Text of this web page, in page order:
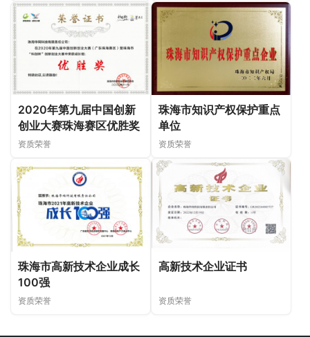
2020年第九届中国创新
创业大赛珠海赛区优胜奖
资质荣誉
珠海市知识产权保护重点
单位
资质荣誉
珠海市高新技术企业成长
100强
资质荣誉
高新技术企业证书
资质荣誉